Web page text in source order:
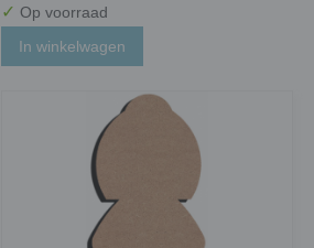
✓ Op voorraad
In winkelwagen